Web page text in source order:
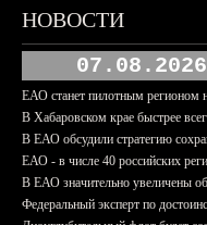
НОВОСТИ
07.08.2026
ЕАО станет пилотным регионом
В Хабаровском крае быстрее
В ЕАО обсудили стратегию
ЕАО - в числе 40 российских
В ЕАО значительно увеличены
Федеральный эксперт по